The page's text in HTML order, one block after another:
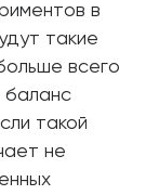
в
такие
всего
баланс
такой
не